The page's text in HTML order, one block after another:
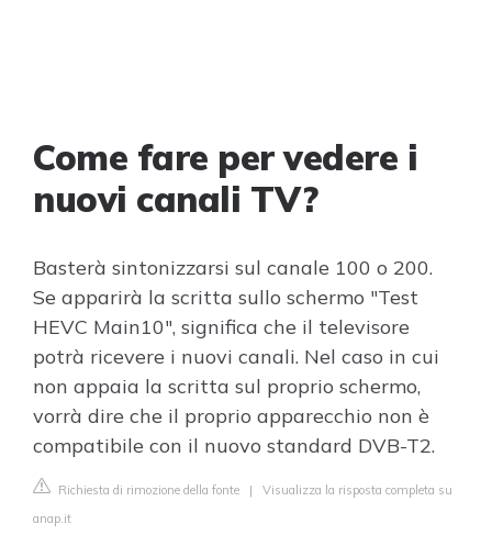
Come fare per vedere i
nuovi canali TV?
Basterà sintonizzarsi sul canale 100 o 200.
Se apparirà la scritta sullo schermo "Test
HEVC Main10", significa che il televisore
potrà ricevere i nuovi canali. Nel caso in cui
non appaia la scritta sul proprio schermo,
vorrà dire che il proprio apparecchio non è
compatibile con il nuovo standard DVB-T2.
Richiesta di rimozione della fonte | Visualizza la risposta completa su
anap.it